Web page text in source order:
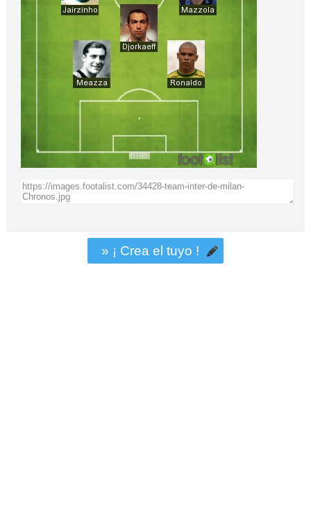
» ¡ Crea el tuyo !